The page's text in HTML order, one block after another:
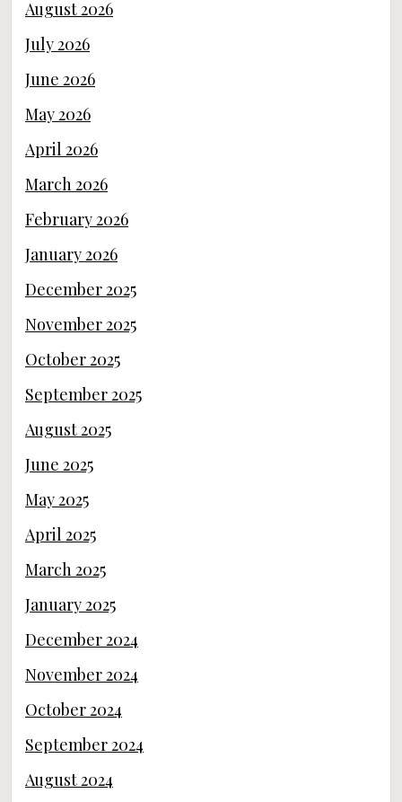
August 2026
July 2026
June 2026
May 2026
April 2026
March 2026
February 2026
January 2026
December 2025
November 2025
October 2025
September 2025
August 2025
June 2025
May 2025
April 2025
March 2025
January 2025
December 2024
November 2024
October 2024
September 2024
August 2024